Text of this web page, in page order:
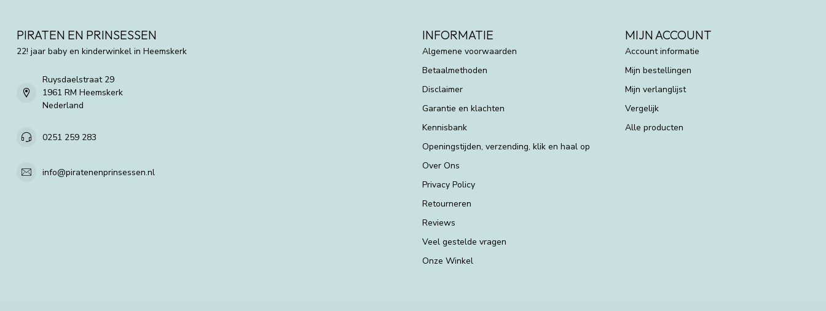
PIRATEN EN PRINSESSEN
22! jaar baby en kinderwinkel in Heemskerk
Ruysdaelstraat 29
1961 RM Heemskerk
Nederland
0251 259 283
info@piratenenprinsessen.nl
INFORMATIE
Algemene voorwaarden
Betaalmethoden
Disclaimer
Garantie en klachten
Kennisbank
Openingstijden, verzending, klik en haal op
Over Ons
Privacy Policy
Retourneren
Reviews
Veel gestelde vragen
Onze Winkel
MIJN ACCOUNT
Account informatie
Mijn bestellingen
Mijn verlanglijst
Vergelijk
Alle producten